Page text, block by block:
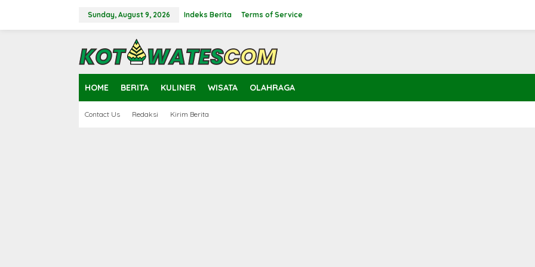
Sunday, August 9, 2026 Indeks Berita Terms of Service
HOME BERITA KULINER WISATA OLAHRAGA
Contact Us Redaksi Kirim Berita